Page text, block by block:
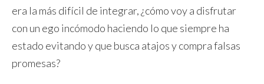
era la más difícil de integrar, ¿cómo voy a disfrutar
con un ego incómodo haciendo lo que siempre ha
estado evitando y que busca atajos y compra falsas
promesas?